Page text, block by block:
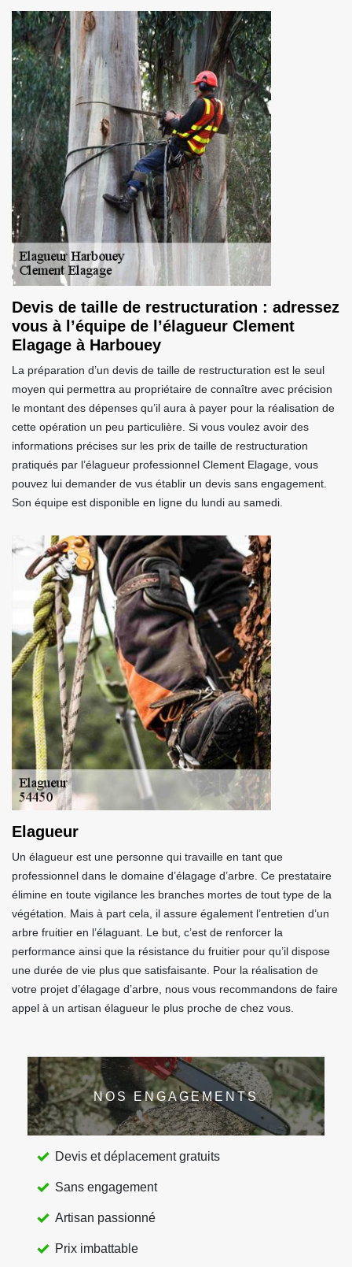
Devis de taille de restructuration : adressez
vous à l’équipe de l’élagueur Clement
Elagage à Harbouey
La préparation d’un devis de taille de restructuration est le seul
moyen qui permettra au propriétaire de connaître avec précision
le montant des dépenses qu’il aura à payer pour la réalisation de
cette opération un peu particulière. Si vous voulez avoir des
informations précises sur les prix de taille de restructuration
pratiqués par l’élagueur professionnel Clement Elagage, vous
pouvez lui demander de vus établir un devis sans engagement.
Son équipe est disponible en ligne du lundi au samedi.
Elagueur
Un élagueur est une personne qui travaille en tant que
professionnel dans le domaine d’élagage d’arbre. Ce prestataire
élimine en toute vigilance les branches mortes de tout type de la
végétation. Mais à part cela, il assure également l’entretien d’un
arbre fruitier en l’élaguant. Le but, c’est de renforcer la
performance ainsi que la résistance du fruitier pour qu’il dispose
une durée de vie plus que satisfaisante. Pour la réalisation de
votre projet d’élagage d’arbre, nous vous recommandons de faire
appel à un artisan élagueur le plus proche de chez vous.
NOS ENGAGEMENTS
Devis et déplacement gratuits
Sans engagement
Artisan passionné
Prix imbattable